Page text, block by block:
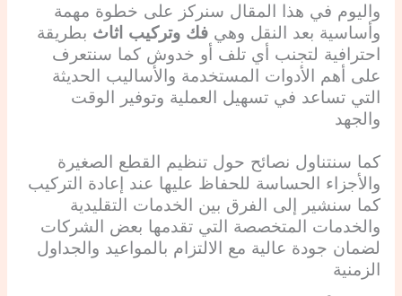
واليوم في هذا المقال سنركز على خطوة مهمة
وأساسية بعد النقل وهي فك وتركيب اثاث بطريقة
احترافية لتجنب أي تلف أو خدوش كما سنتعرف
على أهم الأدوات المستخدمة والأساليب الحديثة
التي تساعد في تسهيل العملية وتوفير الوقت
والجهد
كما سنتناول نصائح حول تنظيم القطع الصغيرة
والأجزاء الحساسة للحفاظ عليها عند إعادة التركيب
كما سنشير إلى الفرق بين الخدمات التقليدية
والخدمات المتخصصة التي تقدمها بعض الشركات
لضمان جودة عالية مع الالتزام بالمواعيد والجداول
الزمنية